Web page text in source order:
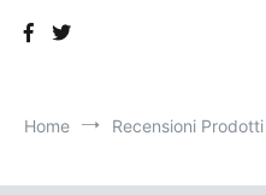
Home Recensioni Prodotti